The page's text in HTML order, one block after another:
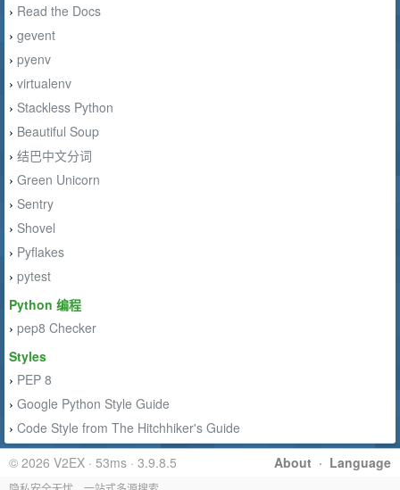
› Read the Docs
› gevent
› pyenv
› virtualenv
› Stackless Python
› Beautiful Soup
› 结巴中文分词
› Green Unicorn
› Sentry
› Shovel
› Pyflakes
› pytest
Python 编程
› pep8 Checker
Styles
› PEP 8
› Google Python Style Guide
› Code Style from The Hitchhiker's Guide
About · Language
© 2026 V2EX · 53ms · 3.9.8.5